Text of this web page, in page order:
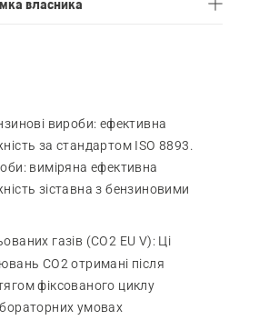
власника
вироби: ефективна
за стандартом ISO 8893.
виміряна ефективна
зіставна з бензиновими
газів (CO2 EU V): Ці
СО2 отримані після
фіксованого циклу
умовах